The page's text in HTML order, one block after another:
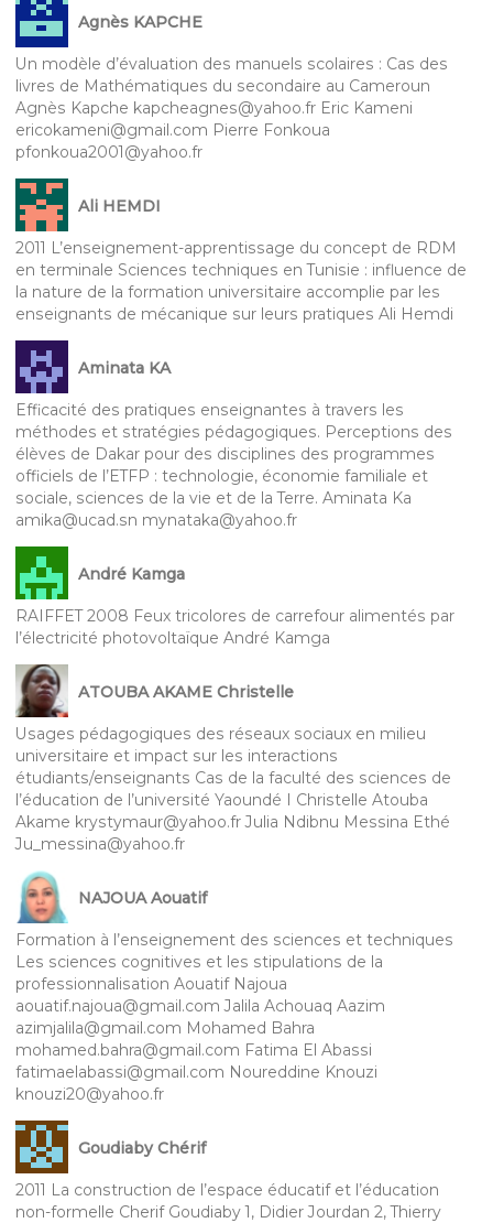
Agnès KAPCHE
Un modèle d’évaluation des manuels scolaires : Cas des
livres de Mathématiques du secondaire au Cameroun
Agnès Kapche kapcheagnes@yahoo.fr Eric Kameni
ericokameni@gmail.com Pierre Fonkoua
pfonkoua2001@yahoo.fr
Ali HEMDI
2011 L’enseignement-apprentissage du concept de RDM
en terminale Sciences techniques en Tunisie : influence de
la nature de la formation universitaire accomplie par les
enseignants de mécanique sur leurs pratiques Ali Hemdi
Aminata KA
Efficacité des pratiques enseignantes à travers les
méthodes et stratégies pédagogiques. Perceptions des
élèves de Dakar pour des disciplines des programmes
officiels de l’ETFP : technologie, économie familiale et
sociale, sciences de la vie et de la Terre. Aminata Ka
amika@ucad.sn mynataka@yahoo.fr
André Kamga
RAIFFET 2008 Feux tricolores de carrefour alimentés par
l’électricité photovoltaïque André Kamga
ATOUBA AKAME Christelle
Usages pédagogiques des réseaux sociaux en milieu
universitaire et impact sur les interactions
étudiants/enseignants Cas de la faculté des sciences de
l’éducation de l’université Yaoundé I Christelle Atouba
Akame krystymaur@yahoo.fr Julia Ndibnu Messina Ethé
Ju_messina@yahoo.fr
NAJOUA Aouatif
Formation à l’enseignement des sciences et techniques
Les sciences cognitives et les stipulations de la
professionnalisation Aouatif Najoua
aouatif.najoua@gmail.com Jalila Achouaq Aazim
azimjalila@gmail.com Mohamed Bahra
mohamed.bahra@gmail.com Fatima El Abassi
fatimaelabassi@gmail.com Noureddine Knouzi
knouzi20@yahoo.fr
Goudiaby Chérif
2011 La construction de l’espace éducatif et l’éducation
non-formelle Cherif Goudiaby 1, Didier Jourdan 2, Thierry